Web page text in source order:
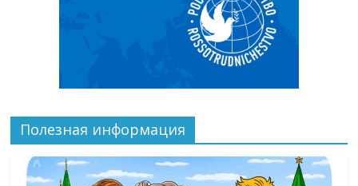
Полезная информация